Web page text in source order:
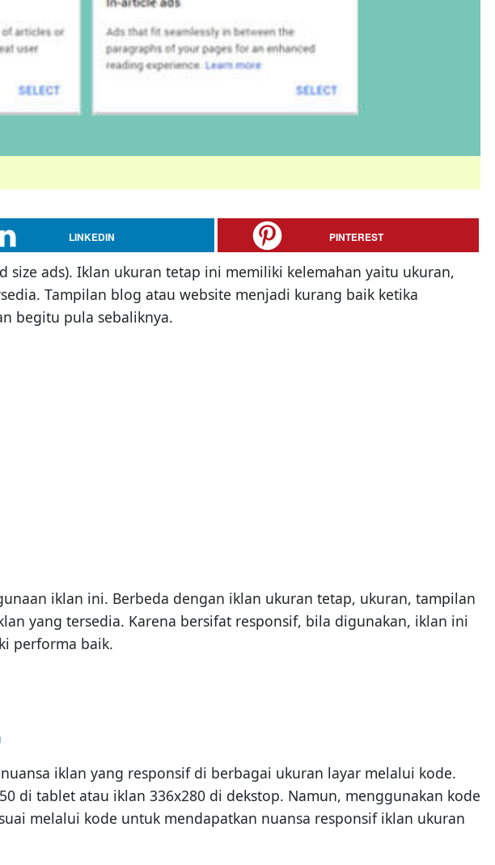
LINKEDIN PINTEREST
size ads). Iklan ukuran tetap ini memiliki kelemahan yaitu ukuran,
Tampilan blog atau website menjadi kurang baik ketika
begitu pula sebaliknya.
iklan ini. Berbeda dengan iklan ukuran tetap, ukuran, tampilan
yang tersedia. Karena bersifat responsif, bila digunakan, iklan ini
performa baik.
iklan yang responsif di berbagai ukuran layar melalui kode.
di tablet atau iklan 336x280 di dekstop. Namun, menggunakan kode
melalui kode untuk mendapatkan nuansa responsif iklan ukuran